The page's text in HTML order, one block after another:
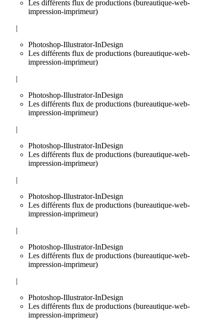
Les différents flux de productions (bureautique-web-
impression-imprimeur)
|
Photoshop-Illustrator-InDesign
Les différents flux de productions (bureautique-web-
impression-imprimeur)
|
Photoshop-Illustrator-InDesign
Les différents flux de productions (bureautique-web-
impression-imprimeur)
|
Photoshop-Illustrator-InDesign
Les différents flux de productions (bureautique-web-
impression-imprimeur)
|
Photoshop-Illustrator-InDesign
Les différents flux de productions (bureautique-web-
impression-imprimeur)
|
Photoshop-Illustrator-InDesign
Les différents flux de productions (bureautique-web-
impression-imprimeur)
|
Photoshop-Illustrator-InDesign
Les différents flux de productions (bureautique-web-
impression-imprimeur)